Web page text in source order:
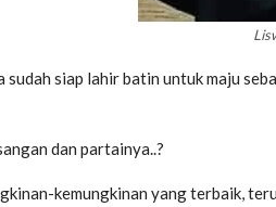
sudah siap lahir batin untuk maju
dan partainya..?
kemungkinan yang terbaik,